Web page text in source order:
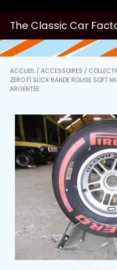
The Classic Car
ACCUEIL / ACCESSOIRES /
ZERO F1 SLICK BANDE ROUGE SOFT
ARGENTÉE